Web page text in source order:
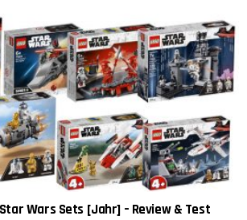
Star Wars Sets [Jahr] – Review & Test